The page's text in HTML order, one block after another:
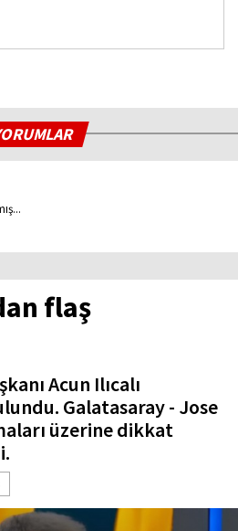
flaş
Acun Ilıcalı
Galatasaray - Jose
üzerine dikkat